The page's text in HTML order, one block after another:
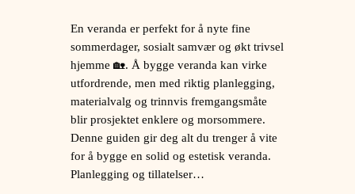
En veranda er perfekt for å nyte fine
sommerdager, sosialt samvær og økt trivsel
hjemme 🏡. Å bygge veranda kan virke
utfordrende, men med riktig planlegging,
materialvalg og trinnvis fremgangsmåte
blir prosjektet enklere og morsommere.
Denne guiden gir deg alt du trenger å vite
for å bygge en solid og estetisk veranda.
Planlegging og tillatelser…